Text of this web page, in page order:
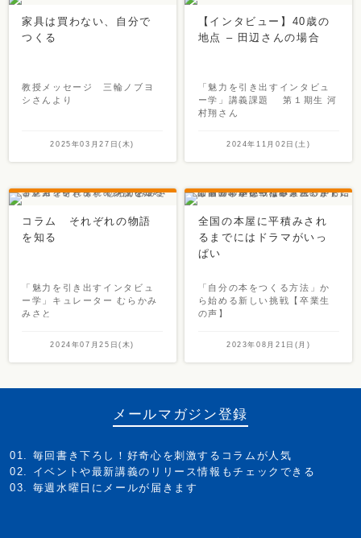
家具は買わない、自分で
つくる
教授メッセージ 三輪ノブヨ
シさんより
2025年03月27日(木)
【インタビュー】40歳の
地点 – 田辺さんの場合
「魅力を引き出すインタビュ
ー学」講義課題 第１期生 河
村翔さん
2024年11月02日(土)
コラム それぞれの物語
を知る
「魅力を引き出すインタビュ
ー学」キュレーター むらかみ
みさと
2024年07月25日(木)
全国の本屋に平積みされ
るまでにはドラマがいっ
ぱい
「自分の本をつくる方法」か
ら始める新しい挑戦【卒業生
の声】
2023年08月21日(月)
メールマガジン登録
毎回書き下ろし！好奇心を刺激するコラムが人気
イベントや最新講義のリリース情報もチェックできる
毎週水曜日にメールが届きます